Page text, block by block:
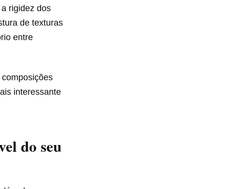
rigidez dos
de texturas
entre
interessante
do seu